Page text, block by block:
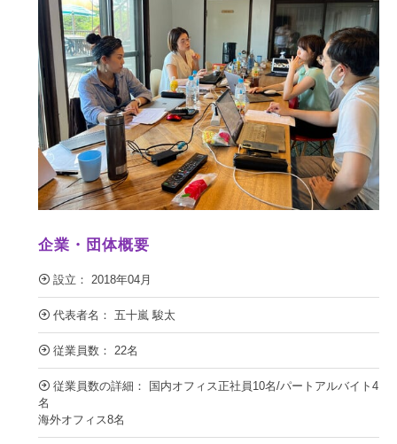
企業・団体概要
設立： 2018年04月
代表者名： 五十嵐 駿太
従業員数： 22名
従業員数の詳細： 国内オフィス正社員10名/パートアルバイト4
名
海外オフィス8名